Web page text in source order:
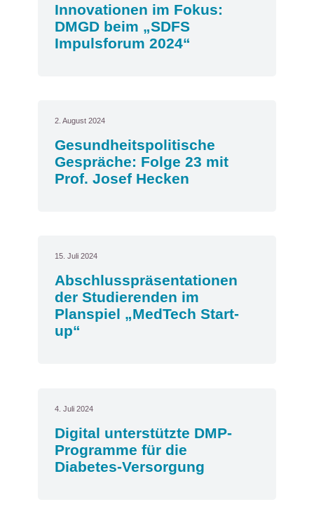
Innovationen im Fokus:
DMGD beim „SDFS
Impulsforum 2024“
2. August 2024
Gesundheitspolitische
Gespräche: Folge 23 mit
Prof. Josef Hecken
15. Juli 2024
Abschlusspräsentationen
der Studierenden im
Planspiel „MedTech Start-
up“
4. Juli 2024
Digital unterstützte DMP-
Programme für die
Diabetes-Versorgung